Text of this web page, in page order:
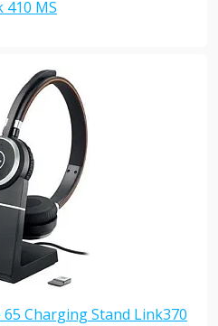
410 MS
Charging Stand Link370